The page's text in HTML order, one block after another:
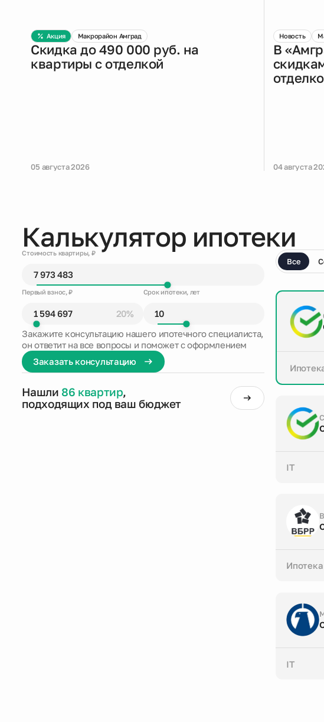
Акция Макрорайон Амград
Скидка до 490 000 руб. на
квартиры с отделкой
05 августа 2026
Новость
В
04 августа
Калькулятор ипотеки
Стоимость квартиры, ₽
Первый взнос, ₽
20%
Срок ипотеки, лет
Закажите консультацию нашего ипотечного специалиста,
он ответит на все вопросы и поможет с оформлением
Заказать консультацию
Нашли 86 квартир,
подходящих под ваш бюджет
Все
IT
IT